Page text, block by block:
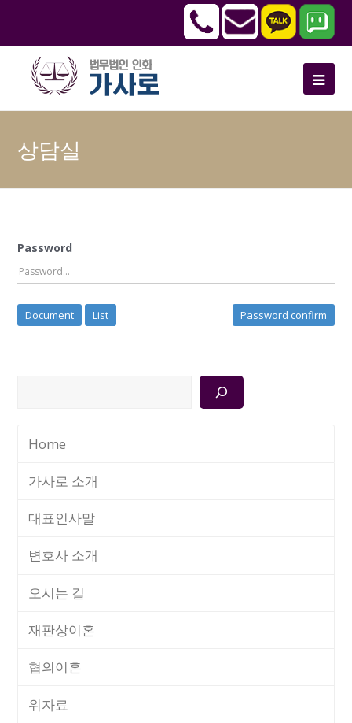
상담실
Password
Document List Password confirm
Home
가사로 소개
대표인사말
변호사 소개
오시는 길
재판상이혼
협의이혼
위자료